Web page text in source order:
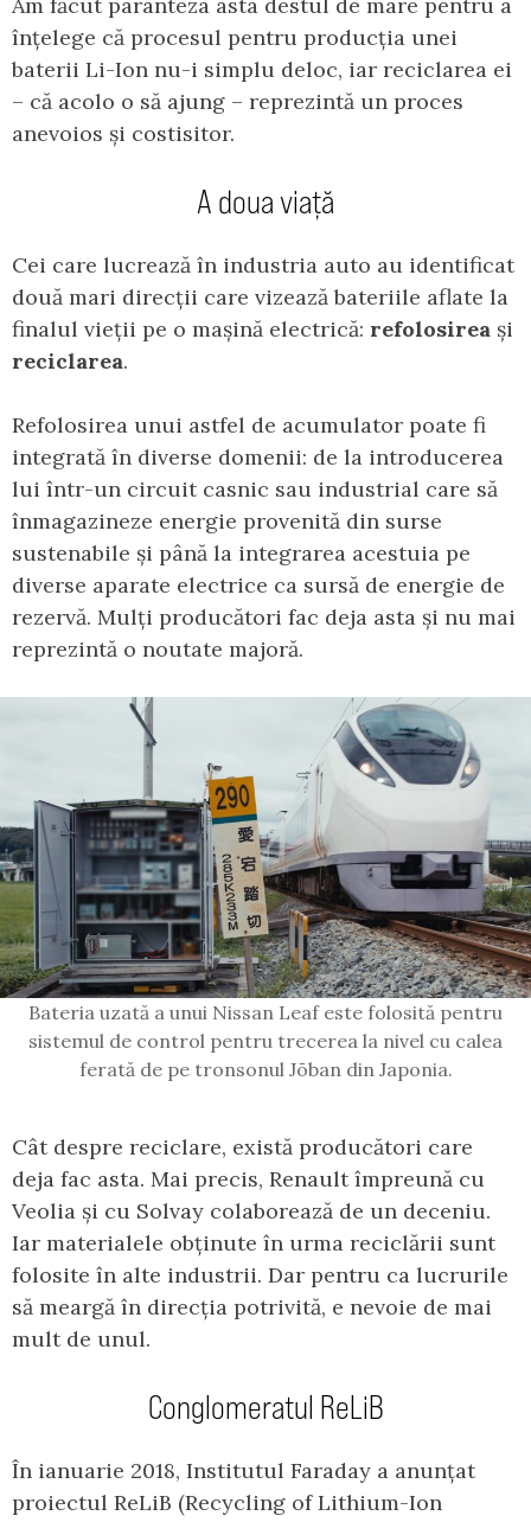
Am făcut paranteza asta destul de mare pentru a
înțelege că procesul pentru producția unei
baterii Li-Ion nu-i simplu deloc, iar reciclarea ei
– că acolo o să ajung – reprezintă un proces
anevoios și costisitor.
A doua viață
Cei care lucrează în industria auto au identificat
două mari direcții care vizează bateriile aflate la
finalul vieții pe o mașină electrică: refolosirea și
reciclarea.
Refolosirea unui astfel de acumulator poate fi
integrată în diverse domenii: de la introducerea
lui într-un circuit casnic sau industrial care să
înmagazineze energie provenită din surse
sustenabile și până la integrarea acestuia pe
diverse aparate electrice ca sursă de energie de
rezervă. Mulți producători fac deja asta și nu mai
reprezintă o noutate majoră.
Bateria uzată a unui Nissan Leaf este folosită pentru
sistemul de control pentru trecerea la nivel cu calea
ferată de pe tronsonul Jōban din Japonia.
Cât despre reciclare, există producători care
deja fac asta. Mai precis, Renault împreună cu
Veolia și cu Solvay colaborează de un deceniu.
Iar materialele obținute în urma reciclării sunt
folosite în alte industrii. Dar pentru ca lucrurile
să meargă în direcția potrivită, e nevoie de mai
mult de unul.
Conglomeratul ReLiB
În ianuarie 2018, Institutul Faraday a anunțat
proiectul ReLiB (Recycling of Lithium-Ion